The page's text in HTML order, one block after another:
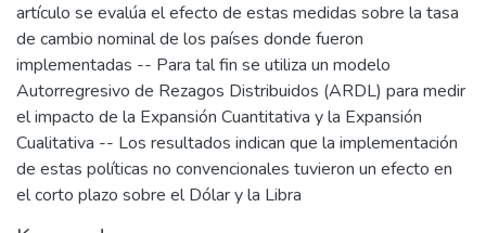
artículo se evalúa el efecto de estas medidas sobre la tasa
de cambio nominal de los países donde fueron
implementadas -- Para tal fin se utiliza un modelo
Autorregresivo de Rezagos Distribuidos (ARDL) para medir
el impacto de la Expansión Cuantitativa y la Expansión
Cualitativa -- Los resultados indican que la implementación
de estas políticas no convencionales tuvieron un efecto en
el corto plazo sobre el Dólar y la Libra